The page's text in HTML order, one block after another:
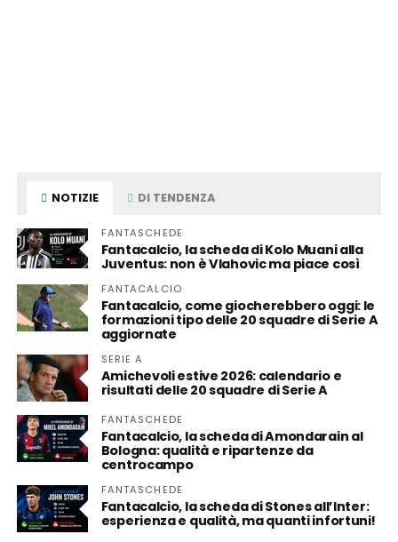
NOTIZIE DI TENDENZA
FANTASCHEDE
Fantacalcio, la scheda di Kolo Muani alla
Juventus: non è Vlahovic ma piace così
FANTACALCIO
Fantacalcio, come giocherebbero oggi: le
formazioni tipo delle 20 squadre di Serie A
aggiornate
SERIE A
Amichevoli estive 2026: calendario e
risultati delle 20 squadre di Serie A
FANTASCHEDE
Fantacalcio, la scheda di Amondarain al
Bologna: qualità e ripartenze da
centrocampo
FANTASCHEDE
Fantacalcio, la scheda di Stones all’Inter:
esperienza e qualità, ma quanti infortuni!